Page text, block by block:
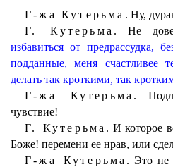
Г-жа Кутерьма. Ну,
Г. Кутерьма. Не
избавиться от предрассудка,
подданные, меня счастливее
делать так кроткими, так
Г-жа Кутерьма.
чувствие!
Г. Кутерьма. И которое
Боже! перемени ее нрав, или
Г-жа Кутерьма. Это не